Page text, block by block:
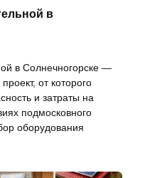
в
в Солнечногорске —
от которого
и затраты на
подмосковного
оборудования